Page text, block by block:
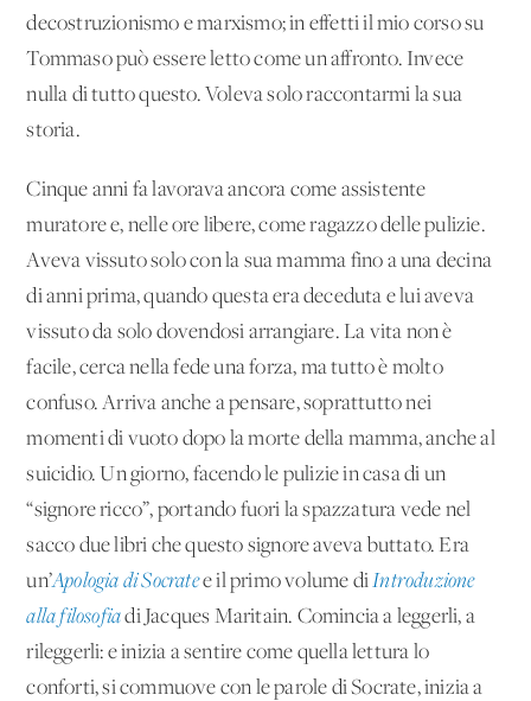
decostruzionismo e marxismo; in effetti il mio corso su
Tommaso può essere letto come un affronto. Invece
nulla di tutto questo. Voleva solo raccontarmi la sua
storia.
Cinque anni fa lavorava ancora come assistente
muratore e, nelle ore libere, come ragazzo delle pulizie.
Aveva vissuto solo con la sua mamma fino a una decina
di anni prima, quando questa era deceduta e lui aveva
vissuto da solo dovendosi arrangiare. La vita non è
facile, cerca nella fede una forza, ma tutto è molto
confuso. Arriva anche a pensare, soprattutto nei
momenti di vuoto dopo la morte della mamma, anche al
suicidio. Un giorno, facendo le pulizie in casa di un
“signore ricco”, portando fuori la spazzatura vede nel
sacco due libri che questo signore aveva buttato. Era
un’Apologia di Socratee il primo volume diIntroduzione
alla filosofiadi Jacques Maritain. Comincia a leggerli, a
rileggerli: e inizia a sentire come quella lettura lo
conforti, si commuove con le parole di Socrate, inizia a